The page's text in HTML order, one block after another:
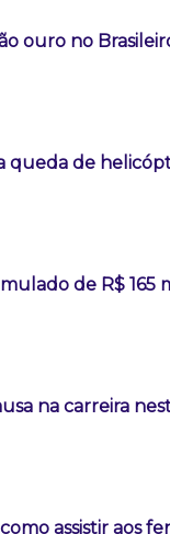
ouro no
queda de
de R$ 165
na carreira
assistir aos